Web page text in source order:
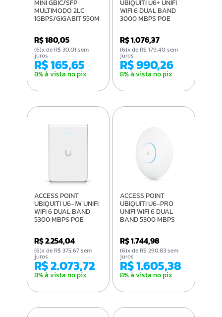
MINI GBIC/SFP
MULTIMODO 2LC
1GBPS/GIGABIT 550M
2 (2 - PACK)
R$ 180,05
R$ 165,65
8% à vista no pix
(6)x de R$ 30,01 sem
juros
UBIQUITI U6+ UNIFI
WIFI 6 DUAL BAND
3000 MBPS POE
R$ 1.076,37
R$ 990,26
8% à vista no pix
(6)x de R$ 179,40 sem
juros
ACCESS POINT
UBIQUITI U6-IW UNIFI
WIFI 6 DUAL BAND
5300 MBPS POE
R$ 2.254,04
R$ 2.073,72
8% à vista no pix
(6)x de R$ 375,67 sem
juros
ACCESS POINT
UBIQUITI U6-PRO
UNIFI WIFI 6 DUAL
BAND 5300 MBPS
R$ 1.744,98
R$ 1.605,38
8% à vista no pix
(6)x de R$ 290,83 sem
juros